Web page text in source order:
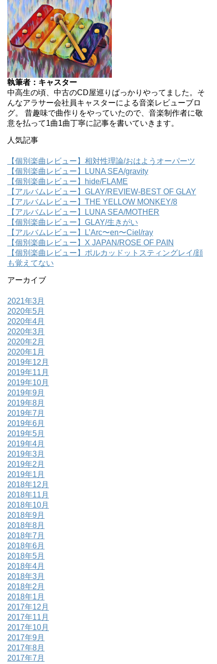
執筆者：キャスター
中高生の頃、中古のCD屋巡りばっかりやってました。そ
んなアラサー会社員キャスターによる音楽レビューブロ
グ。 昔趣味で曲作りをやっていたので、音楽制作者に敬
意を払って1曲1曲丁寧に記事を書いていきます。
人気記事
【個別楽曲レビュー】相対性理論/おはようオーパーツ
【個別楽曲レビュー】LUNA SEA/gravity
【個別楽曲レビュー】hide/FLAME
【アルバムレビュー】GLAY/REVIEW-BEST OF GLAY
【アルバムレビュー】THE YELLOW MONKEY/8
【アルバムレビュー】LUNA SEA/MOTHER
【個別楽曲レビュー】GLAY/生きがい
【アルバムレビュー】L’Arc〜en〜Ciel/ray
【個別楽曲レビュー】X JAPAN/ROSE OF PAIN
【個別楽曲レビュー】ポルカッドットスティングレイ/顔
も覚えてない
アーカイブ
2021年3月
2020年5月
2020年4月
2020年3月
2020年2月
2020年1月
2019年12月
2019年11月
2019年10月
2019年9月
2019年8月
2019年7月
2019年6月
2019年5月
2019年4月
2019年3月
2019年2月
2019年1月
2018年12月
2018年11月
2018年10月
2018年9月
2018年8月
2018年7月
2018年6月
2018年5月
2018年4月
2018年3月
2018年2月
2018年1月
2017年12月
2017年11月
2017年10月
2017年9月
2017年8月
2017年7月